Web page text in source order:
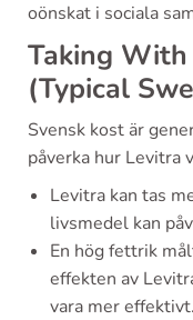
oönskat i sociala
Taking
(Typical
Svensk kost är
påverka hur Levitra
Levitra kan tas
livsmedel kan
En hög fettrik
effekten av
vara mer effektivt.